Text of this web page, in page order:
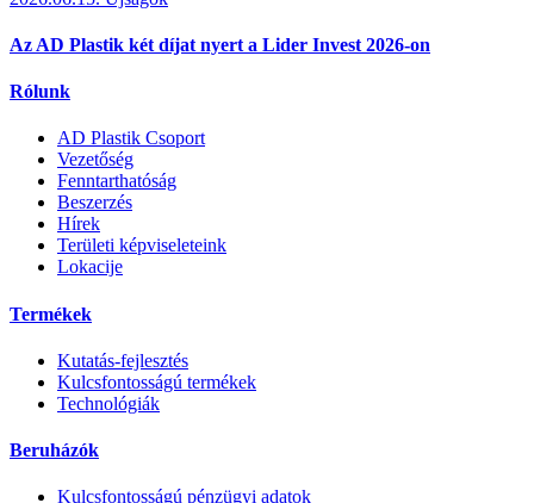
Az AD Plastik két díjat nyert a Lider Invest 2026-on
Rólunk
AD Plastik Csoport
Vezetőség
Fenntarthatóság
Beszerzés
Hírek
Területi képviseleteink
Lokacije
Termékek
Kutatás-fejlesztés
Kulcsfontosságú termékek
Technológiák
Beruházók
Kulcsfontosságú pénzügyi adatok